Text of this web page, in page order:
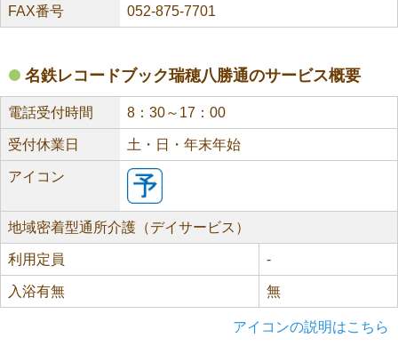
FAX番号 052-875-7701
名鉄レコードブック瑞穂八勝通のサービス概要
電話受付時間 8：30～17：00
受付休業日 土・日・年末年始
アイコン
地域密着型通所介護（デイサービス）
利用定員 -
入浴有無 無
アイコンの説明はこちら